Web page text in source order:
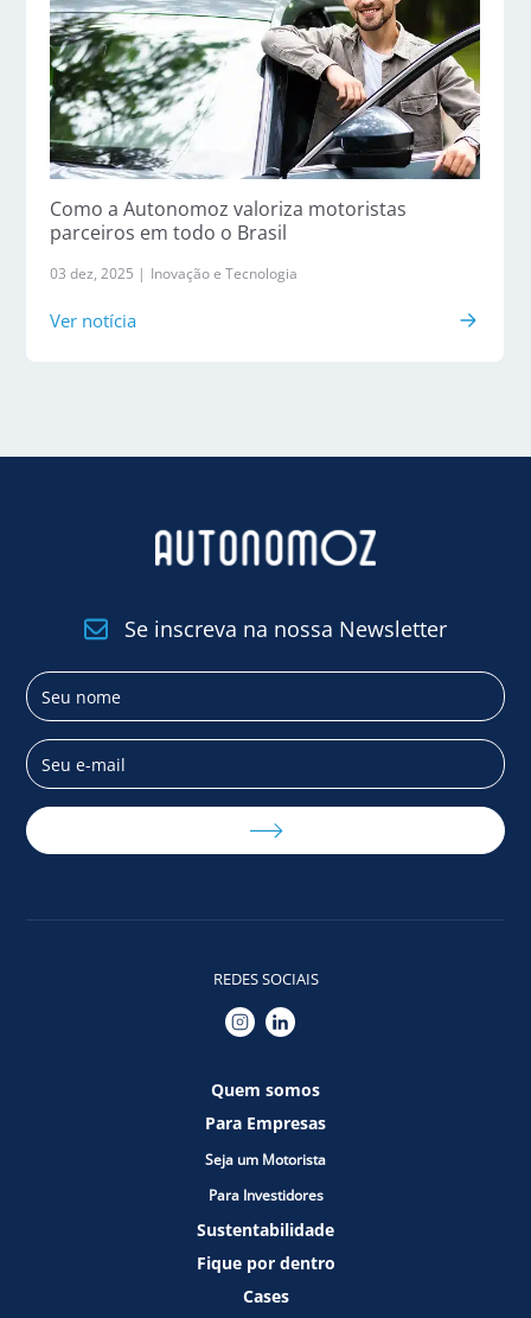
Como a Autonomoz valoriza motoristas
parceiros em todo o Brasil
03 dez, 2025 | Inovação e Tecnologia
Ver notícia
Se inscreva na nossa Newsletter
REDES SOCIAIS
Quem somos
Para Empresas
Seja um Motorista
Para Investidores
Sustentabilidade
Fique por dentro
Cases